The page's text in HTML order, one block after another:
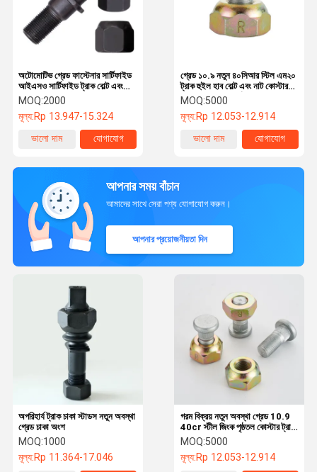
অটোমোটিভ গ্রেড ফাস্টেনার সার্টিফাইড
আইএসও সার্টিফাইড ট্রাক বোল্ট এবং
বাদাম ভারী দায়িত্ব ট্রাক ফাস্টেনার
M22X1.5 গ্রেড 109
MOQ:2000
মূল্য:Rp 13.947-15.324
ভালো দাম
যোগাযোগ
গ্রেড ১০.৯ নতুন ৪০সিআর স্টিল এম২০
ট্রাক হুইল হাব বোল্ট এবং নাট কোস্টার-
এর সাথে সামঞ্জস্যপূর্ণ
MOQ:5000
মূল্য:Rp 12.053-12.914
ভালো দাম
যোগাযোগ
আপনার সময় বাঁচান
আমাদের সাথে সেরা পণ্য যোগাযোগ করুন।
আপনার প্রয়োজনীয়তা দিন
গরম বিক্রয় নতুন অবস্থা গ্রেড 10.9
40cr স্টীল জিংক পৃষ্ঠতল কোস্টার ট্রাক
চাকা হাব জন্য চিকিত্সা
MOQ:5000
মূল্য:Rp 12.053-12.914
অপরিহার্য ট্রাক চাকা স্টাডস নতুন অবস্থা
গ্রেড চাকা অংশ
MOQ:1000
মূল্য:Rp 11.364-17.046